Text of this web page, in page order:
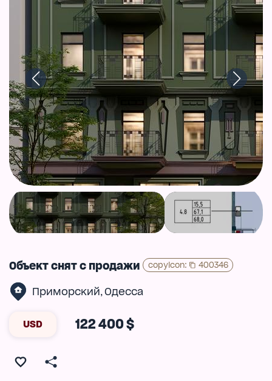
Объект снят с продажи copyIcon: 400346
Приморский, Одесса
USD 122 400 $